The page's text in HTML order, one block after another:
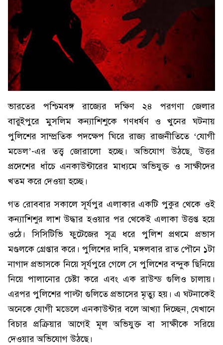
ভারতের পশ্চিমবঙ্গ রাজ্যের দক্ষিণ ২৪ পরগণা জেলার
বারুইপুরে মুসলিম কন্যাশিশুকে গণধর্ষণ ও খুনের ঘটনায়
পুলিশের সাম্প্রতিক পদক্ষেপ ঘিরে রাজ্য রাজনীতিতে ‘যোগী
মডেল’-এর তত্ত্ব জোরালো হচ্ছে। অভিযোগ উঠছে, উত্তর
প্রদেশের ধাঁচে এনকাউন্টারের মাধ্যমে অভিযুক্ত ও সাক্ষীদের
খতম করে দেওয়া হচ্ছে।
গত রোববার সকালে সূর্যপুর এলাকার একটি পুকুর থেকে ওই
কন্যাশিশুর লাশ উদ্ধার হওয়ার পর থেকেই এলাকা উত্তপ্ত হয়ে
ওঠে। সিসিটিভি ফুটেজের সূত্র ধরে পুলিশ প্রথমে প্রভাস
মণ্ডলকে গ্রেপ্তার করে। পুলিশের দাবি, মঙ্গলবার রাত পৌনে ১টা
নাগাদ প্রভাসকে নিয়ে সূর্যপুরে গেলে সে পুলিশের বন্দুক ছিনিয়ে
নিয়ে পালানোর চেষ্টা করে এবং এক রাউন্ড গুলিও চালায়।
এরপর পুলিশের পাল্টা গুলিতে প্রভাসের মৃত্যু হয়। এ ঘটনাকেই
অনেকে যোগী মডেলে এনকাউন্টার বলে আখ্যা দিচ্ছেন, যেখানে
বিচার প্রক্রিয়ার আগেই মূল অভিযুক্ত বা সাক্ষীকে সরিয়ে
দেওয়ার অভিযোগ উঠছে।